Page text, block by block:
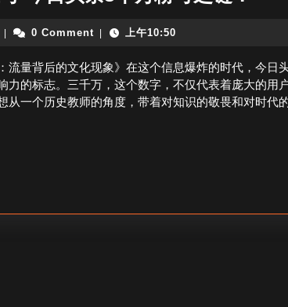
今
日
头
0 Comment 上午10:50
流量背后的文化现象》在这个信息爆炸的时代，今日
力的标志。三千万，这个数字，不仅代表着庞大的用
从一个历史教师的角度，带着对知识的敬畏和对时代